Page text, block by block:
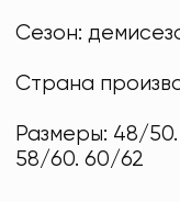
Сезон:
Страна
Размеры: 48/
58/60. 60/62